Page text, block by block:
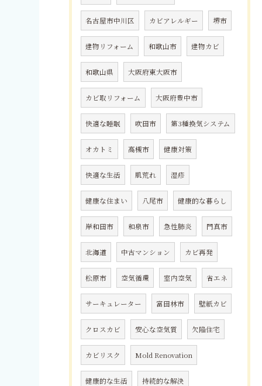
名古屋市中川区 カビアレルギー 堺市
建物リフォーム 和歌山市 建物カビ
和歌山県 大阪府東大阪市
カビ取リフォーム 大阪府豊中市
快適な睡眠 吹田市 第3種換気システム
オカトミ 高槻市 健康対策
快適な生活 肌荒れ 湿疹
健康な住まい 八尾市 健康的な暮らし
岸和田市 和泉市 急性肺炎 門真市
北海道 中古マンション カビ再発
松原市 空気循環 室内空気 省エネ
サーキュレーター 富田林市 壁紙カビ
クロスカビ 安心な空気質 欠陥住宅
カビリスク Mold Renovation
健康的な生活 持続的な解決